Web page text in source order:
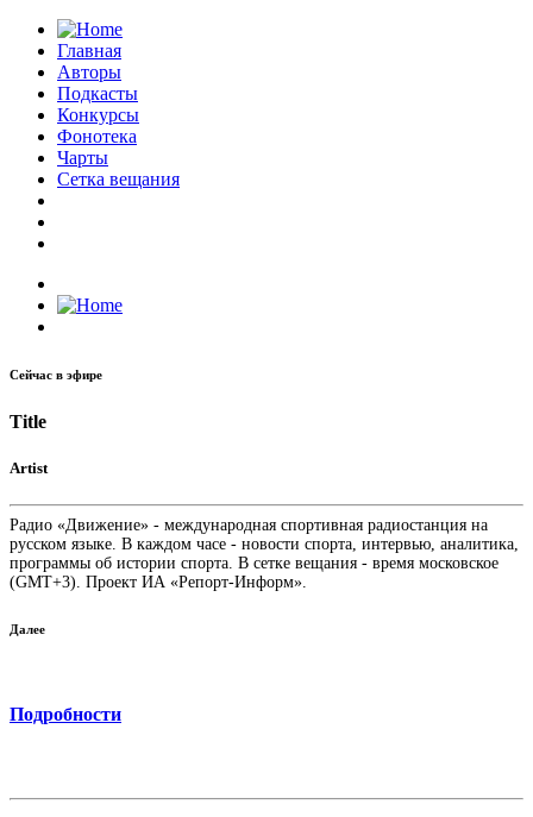
Главная
Авторы
Подкасты
Конкурсы
Фонотека
Чарты
Сетка вещания
Сейчас в эфире
Title
Artist
Радио «Движение» - международная спортивная радиостанция на
русском языке. В каждом часе - новости спорта, интервью, аналитика,
программы об истории спорта. В сетке вещания - время московское
(GMT+3). Проект ИА «Репорт-Информ».
Далее
Подробности